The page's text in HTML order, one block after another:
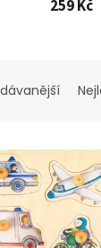
259 Kč